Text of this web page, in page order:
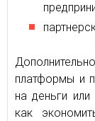
платформы и
на деньги
как